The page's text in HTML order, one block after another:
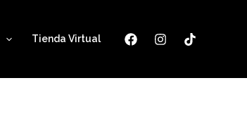
Tienda Virtual